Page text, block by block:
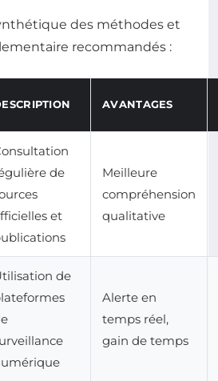
des méthodes et
recommandés :
AVANTAGES
de
et
Meilleure
compréhension
qualitative
de
Alerte en
temps réel,
gain de temps